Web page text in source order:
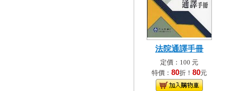
法院通譯手冊
定價：100 元
特價： 80折！ 80元